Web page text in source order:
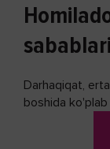
Darhaqiqat,
boshida ko'plab
biron bir usuli